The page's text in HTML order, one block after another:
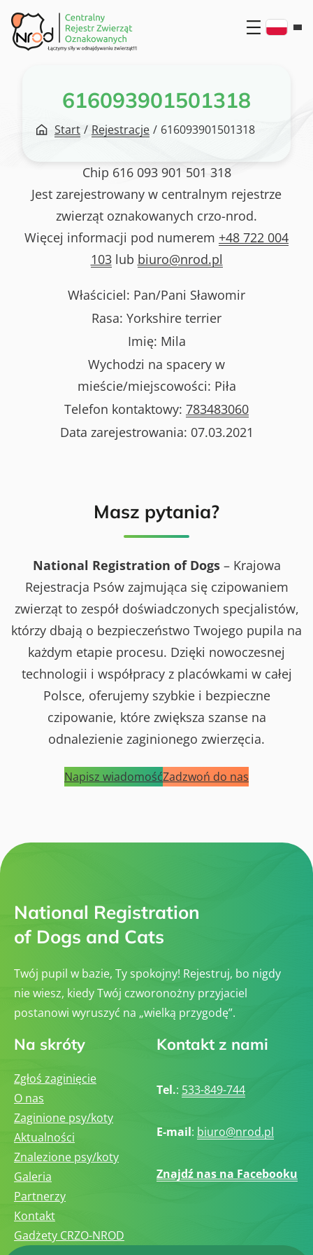
Przejdź
do
treści
616093901501318
Start / Rejestracje / 616093901501318
Chip 616 093 901 501 318
Jest zarejestrowany w centralnym rejestrze
zwierząt oznakowanych crzo-nrod.
Więcej informacji pod numerem +48 722 004
103lub biuro@nrod.pl
Właściciel: Pan/Pani Sławomir
Rasa: Yorkshire terrier
Imię: Mila
Wychodzi na spacery w
mieście/miejscowości: Piła
Telefon kontaktowy: 783483060
Data zarejestrowania: 07.03.2021
Masz pytania?
National Registration of Dogs– Krajowa
Rejestracja Psów zajmująca się czipowaniem
zwierząt to zespół doświadczonych specjalistów,
którzy dbają o bezpieczeństwo Twojego pupila na
każdym etapie procesu. Dzięki nowoczesnej
technologii i współpracy z placówkami w całej
Polsce, oferujemy szybkie i bezpieczne
czipowanie, które zwiększa szanse na
odnalezienie zaginionego zwierzęcia.
Napisz wiadomośćZadzwoń do nas
National Registration
of Dogs and Cats
Twój pupil w bazie, Ty spokojny! Rejestruj, bo nigdy
nie wiesz, kiedy Twój czworonożny przyjaciel
postanowi wyruszyć na „wielką przygodę”.
Na skróty
Zgłoś zaginięcie
O nas
Zaginione psy/koty
Aktualności
Znalezione psy/koty
Galeria
Partnerzy
Kontakt
Gadżety CRZO-NROD
Kontakt z nami
Tel.: 533-849-744
E-mail: biuro@nrod.pl
Znajdź nas na Facebooku